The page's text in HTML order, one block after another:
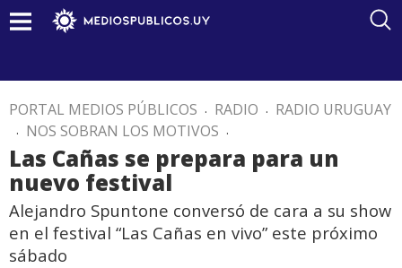
PORTAL MEDIOS PÚBLICOS . RADIO . RADIO URUGUAY
. NOS SOBRAN LOS MOTIVOS .
Las Cañas se prepara para un
nuevo festival
Alejandro Spuntone conversó de cara a su show
en el festival “Las Cañas en vivo” este próximo
sábado